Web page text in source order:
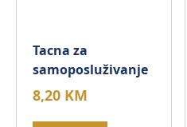
Tacna za
samoposluživanje
8,20 KM